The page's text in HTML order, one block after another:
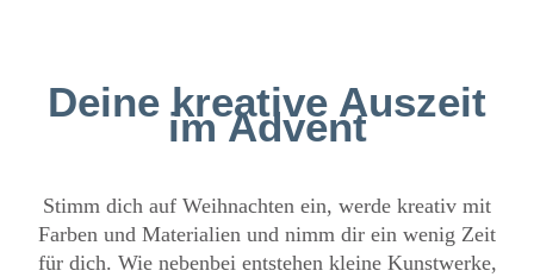
Deine kreative Auszeit
im Advent
Stimm dich auf Weihnachten ein, werde kreativ mit
Farben und Materialien und nimm dir ein wenig Zeit
für dich. Wie nebenbei entstehen kleine Kunstwerke,